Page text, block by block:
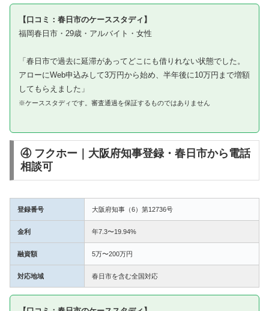
【口コミ：春日市のケーススタディ】
福岡春日市・29歳・アルバイト・女性
「春日市で過去に延滞があってどこにも借りれない状態でした。
アローにWeb申込みして3万円から始め、半年後に10万円まで増額
してもらえました」
※ケーススタディです。審査通過を保証するものではありません
④ フクホー｜大阪府知事登録・春日市から電話
相談可
登録番号 大阪府知事（6）第12736号
金利 年7.3〜19.94%
融資額 5万〜200万円
対応地域 春日市を含む全国対応